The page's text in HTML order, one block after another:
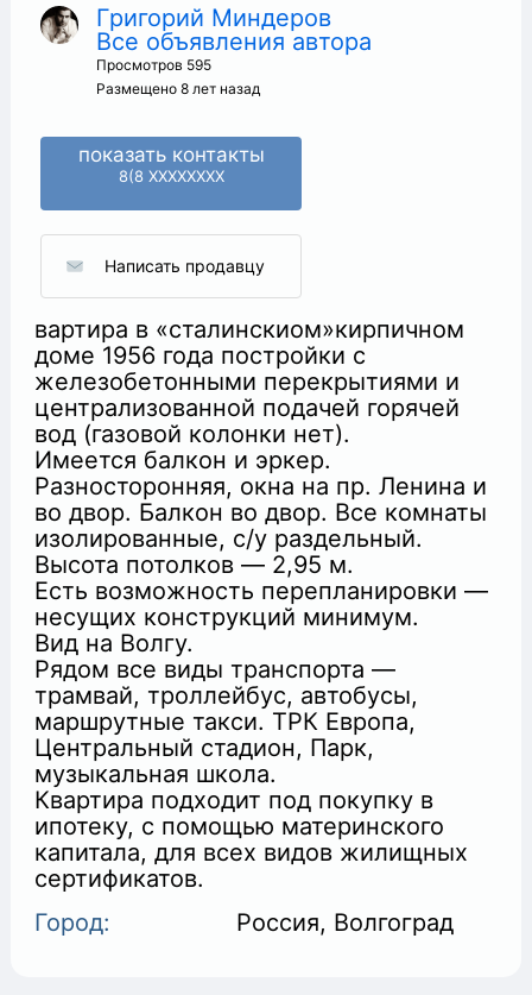
+
+
+
Григорий Миндеров
Все объявления автора
Просмотров 595
Размещено 8 лет назад
показать контакты
8(8 XXXXXXXX
Написать продавцу
вартира в «сталинскиом»кирпичном
доме 1956 года постройки с
железобетонными перекрытиями и
централизованной подачей горячей
вод (газовой колонки нет).
Имеется балкон и эркер.
Разносторонняя, окна на пр. Ленина и
во двор. Балкон во двор. Все комнаты
изолированные, с/у раздельный.
Высота потолков — 2,95 м.
Есть возможность перепланировки —
несущих конструкций минимум.
Вид на Волгу.
Рядом все виды транспорта —
трамвай, троллейбус, автобусы,
маршрутные такси. ТРК Европа,
Центральный стадион, Парк,
музыкальная школа.
Квартира подходит под покупку в
ипотеку, с помощью материнского
капитала, для всех видов жилищных
сертификатов.
Город:
Россия, Волгоград